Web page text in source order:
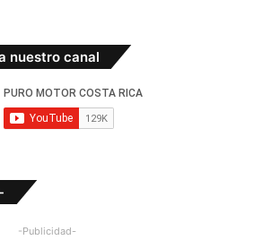
nuestro canal
-Publicidad-